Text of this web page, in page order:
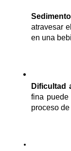
atravesar
en una
Dificultad
fina puede
proceso